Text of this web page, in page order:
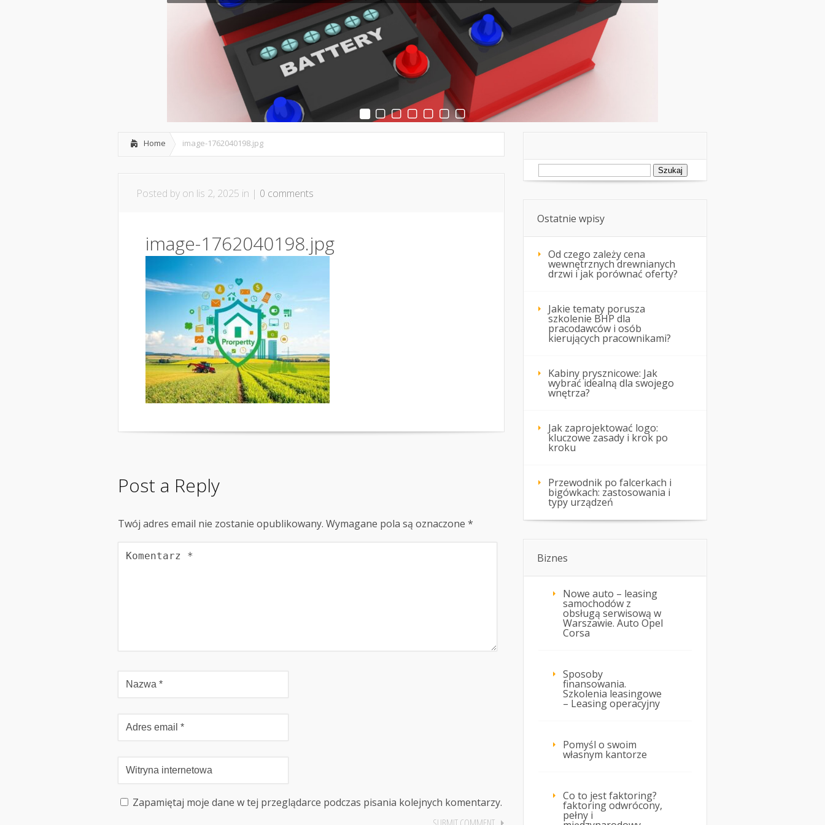
spowoduje, …
Home image-1762040198.jpg
Posted by on lis 2, 2025 in | 0 comments
image-1762040198.jpg
Post a Reply
Twój adres email nie zostanie opublikowany. Wymagane pola są oznaczone *
Zapamiętaj moje dane w tej przeglądarce podczas pisania kolejnych komentarzy.
Szukaj:
Ostatnie wpisy
Od czego zależy cena
wewnętrznych drewnianych
drzwi i jak porównać oferty?
Jakie tematy porusza
szkolenie BHP dla
pracodawców i osób
kierujących pracownikami?
Kabiny prysznicowe: Jak
wybrać idealną dla swojego
wnętrza?
Jak zaprojektować logo:
kluczowe zasady i krok po
kroku
Przewodnik po falcerkach i
bigówkach: zastosowania i
typy urządzeń
Biznes
Nowe auto – leasing
samochodów z
obsługą serwisową w
Warszawie. Auto Opel
Corsa
Sposoby
finansowania.
Szkolenia leasingowe
– Leasing operacyjny
Pomyśl o swoim
własnym kantorze
Co to jest faktoring?
faktoring odwrócony,
pełny i